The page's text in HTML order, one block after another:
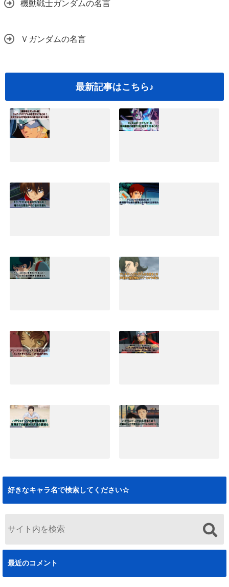
機動戦士ガンダムの名言
Ｖガンダムの名言
最新記事はこちら♪
め！坊やだからさ
や過ちなど全12選
｜機動戦士ガンダ
ム編
動画の視聴方法と
配信サイトまと
め！
とめ！嫌われる理
由やその後の活躍
も
壮絶な最後とその
後の生存説も
2019.02.02
セリフまとめ！そ
の後の生涯と声優
名も｜Zガンダム
2019.01.09
まとめ！声優名や
歴代機体とマリー
とのその後も
まとめ！ところが
ぎっちょんや演説
内容も
ン)まとめ！赤いな
実にいい色だなど
暁の蜂起のセリフ
ズ説の真相も（閃
ハサウェイのセリ
好きなキャラ名で検索してください☆
最近のコメント